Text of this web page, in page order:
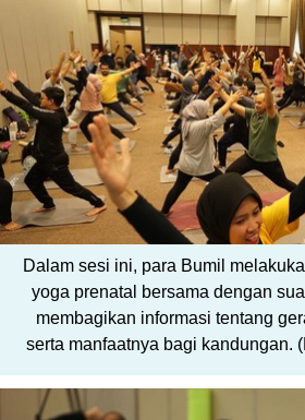
Dalam sesi ini, para Bumil
yoga prenatal bersama dengan
membagikan informasi tentang
serta manfaatnya bagi kandungan.